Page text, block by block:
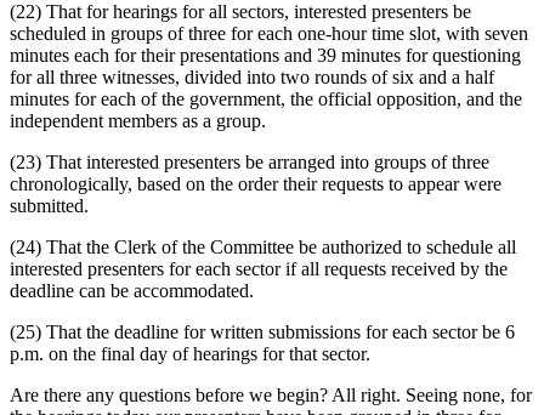
(22) That for hearings for all sectors, interested presenters be
scheduled in groups of three for each one-hour time slot, with seven
minutes each for their presentations and 39 minutes for questioning
for all three witnesses, divided into two rounds of six and a half
minutes for each of the government, the official opposition, and the
independent members as a group.
(23) That interested presenters be arranged into groups of three
chronologically, based on the order their requests to appear were
submitted.
(24) That the Clerk of the Committee be authorized to schedule all
interested presenters for each sector if all requests received by the
deadline can be accommodated.
(25) That the deadline for written submissions for each sector be 6
p.m. on the final day of hearings for that sector.
Are there any questions before we begin? All right. Seeing none, for